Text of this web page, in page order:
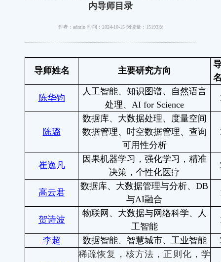
内导师目录
作者：admin 时间：2024-10-15 阅读量：15193次
导师姓名 主要研究方向
陈华钧
人工智能、知识图谱、自然语言
处理、 AI for Science
陈璐
数据库、大数据处理、度量空间
数据管理、时空数据管理、查询
可用性分析
崔逸凡
因果机器学习，强化学习，精准
决策，个性化医疗
高云君
数据库、大数据管理与分析、 DB
与AI融合
贺诗波
物联网、大数据与网络科学、人
工智能
李超 数据智能、智慧城市、工业智能
稀疏恢复，核方法，正则化，学